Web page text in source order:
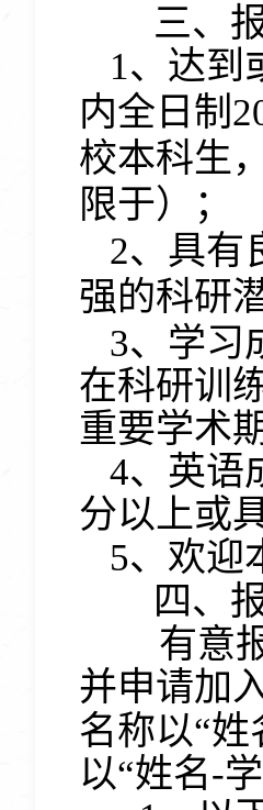
三、
1、 达到
内全日制
校本科生
限于）
；
2、具有
强的科研
3、 学习
在科研训
重要学术
4、英语
分以上或
5、 欢迎
四、
有意报
并申请加
名称以“姓
以“姓名-